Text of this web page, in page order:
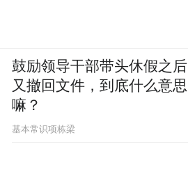
鼓励领导干部带头休假之后
又撤回文件，到底什么意思
嘛？
基本常识项栋梁